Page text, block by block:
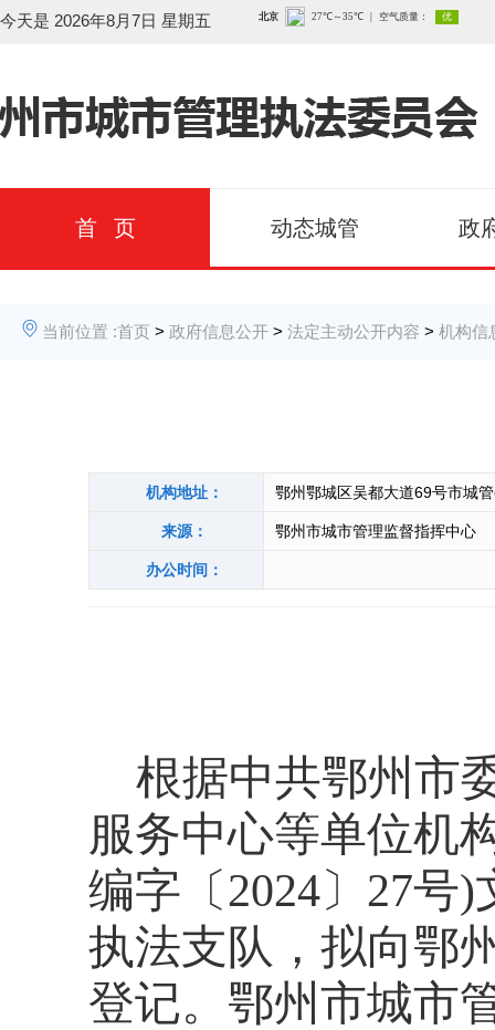
今天是 2026年8月7日 星期五
首 页 动态城管 政
当前位置 :首页 > 政府信息公开 > 法定主动公开内容 > 机构信
机构地址： 鄂州鄂城区吴都大道69号市城
来源： 鄂州市城市管理监督指挥中心
办公时间：
根据中共鄂州市
服务中心等单位机
编字〔2024〕27号
执法支队，拟向鄂
登记。鄂州市城市